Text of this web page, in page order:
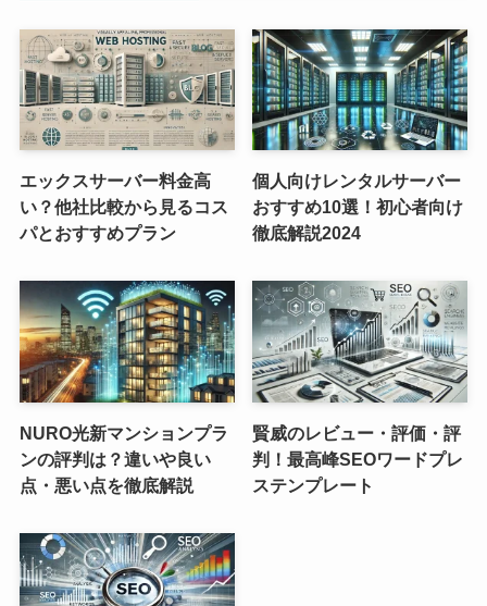
エックスサーバー料金高
い？他社比較から見るコス
パとおすすめプラン
個人向けレンタルサーバー
おすすめ10選！初心者向け
徹底解説2024
NURO光新マンションプラ
ンの評判は？違いや良い
点・悪い点を徹底解説
賢威のレビュー・評価・評
判！最高峰SEOワードプレ
ステンプレート